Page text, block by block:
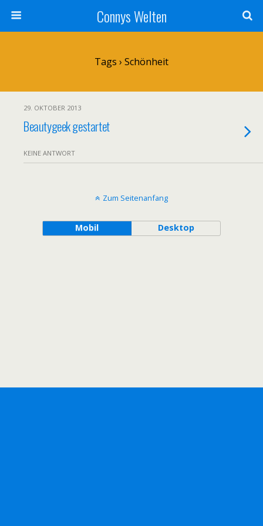
Connys Welten
Tags › Schönheit
29. OKTOBER 2013
Beautygeek gestartet
KEINE ANTWORT
Zum Seitenanfang
Mobil Desktop